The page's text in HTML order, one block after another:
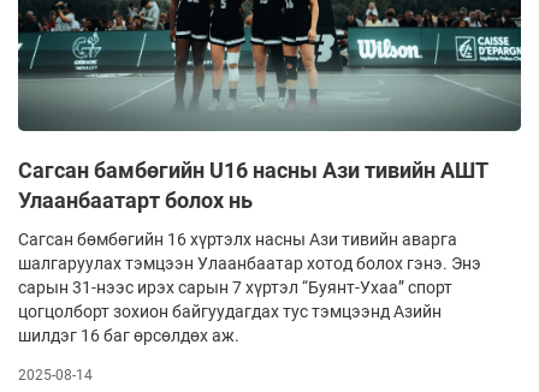
Сагсан бамбөгийн U16 насны Ази тивийн АШТ
Улаанбаатарт болох нь
Сагсан бөмбөгийн 16 хүртэлх насны Ази тивийн аварга
шалгаруулах тэмцээн Улаанбаатар хотод болох гэнэ. Энэ
сарын 31-нээс ирэх сарын 7 хүртэл “Буянт-Ухаа” спорт
цогцолборт зохион байгуудагдах тус тэмцээнд Азийн
шилдэг 16 баг өрсөлдөх аж.
2025-08-14